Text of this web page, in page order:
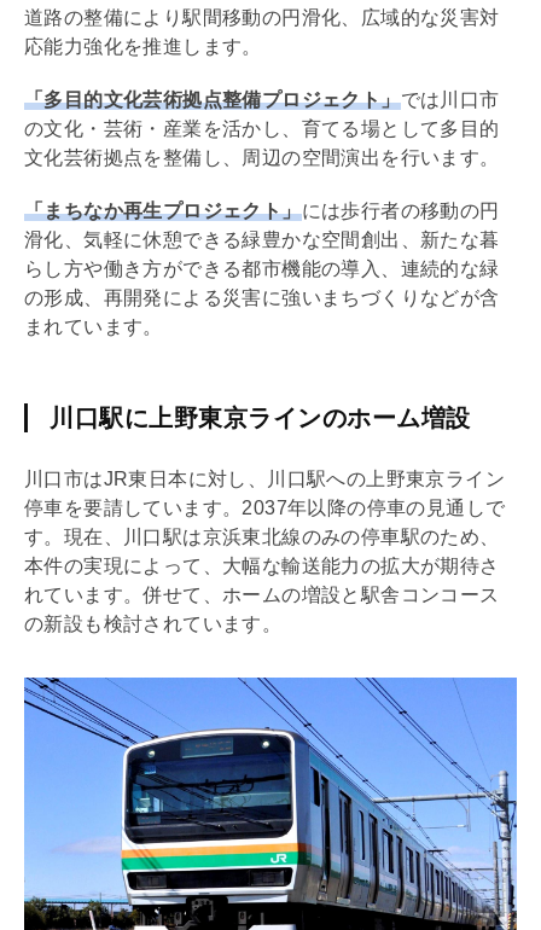
道路の整備により駅間移動の円滑化、広域的な災害対
応能力強化を推進します。
「多目的文化芸術拠点整備プロジェクト」では川口市
の文化・芸術・産業を活かし、育てる場として多目的
文化芸術拠点を整備し、周辺の空間演出を行います。
「まちなか再生プロジェクト」には歩行者の移動の円
滑化、気軽に休憩できる緑豊かな空間創出、新たな暮
らし方や働き方ができる都市機能の導入、連続的な緑
の形成、再開発による災害に強いまちづくりなどが含
まれています。
川口駅に上野東京ラインのホーム増設
川口市はJR東日本に対し、川口駅への上野東京ライン
停車を要請しています。2037年以降の停車の見通しで
す。現在、川口駅は京浜東北線のみの停車駅のため、
本件の実現によって、大幅な輸送能力の拡大が期待さ
れています。併せて、ホームの増設と駅舎コンコース
の新設も検討されています。